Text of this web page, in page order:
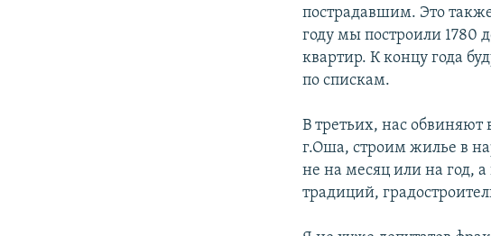
пострадавшим. Это
году мы построили 1780
квартир. К концу года
по спискам.
В третьих, нас обвиняют
г.Оша, строим жилье в
не на месяц или на год, а
традиций,